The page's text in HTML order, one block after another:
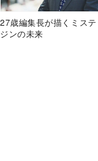
27歳編集長が描くミス
ジンの未来